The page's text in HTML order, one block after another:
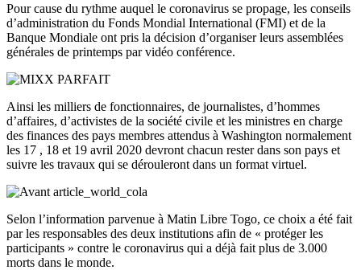
Pour cause du rythme auquel le coronavirus se propage, les conseils
d’administration du Fonds Mondial International (FMI) et de la
Banque Mondiale ont pris la décision d’organiser leurs assemblées
générales de printemps par vidéo conférence.
Ainsi les milliers de fonctionnaires, de journalistes, d’hommes
d’affaires, d’activistes de la société civile et les ministres en charge
des finances des pays membres attendus à Washington normalement
les 17 , 18 et 19 avril 2020 devront chacun rester dans son pays et
suivre les travaux qui se dérouleront dans un format virtuel.
Selon l’information parvenue à Matin Libre Togo, ce choix a été fait
par les responsables des deux institutions afin de « protéger les
participants » contre le coronavirus qui a déjà fait plus de 3.000
morts dans le monde.